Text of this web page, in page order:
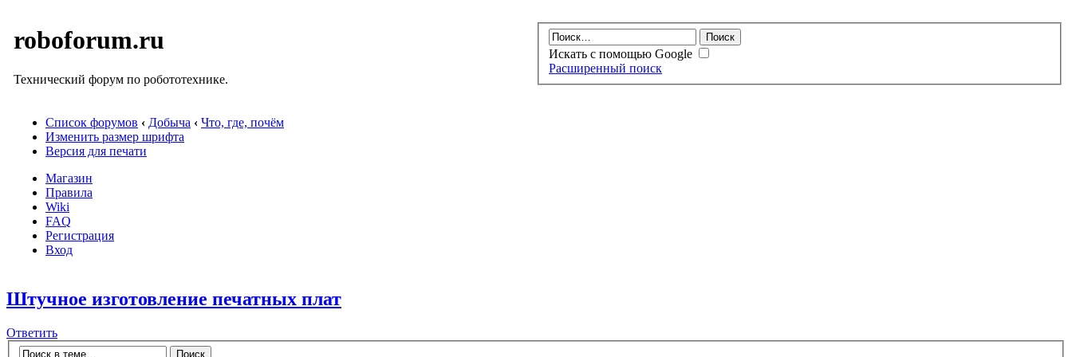
roboforum.ru
Технический форум по робототехнике.
Искать с помощью Google
Расширенный поиск
Список форумов ‹ Добыча ‹ Что, где, почём
Изменить размер шрифта
Версия для печати
Магазин
Правила
Wiki
FAQ
Регистрация
Вход
Штучное изготовление печатных плат
Ответить